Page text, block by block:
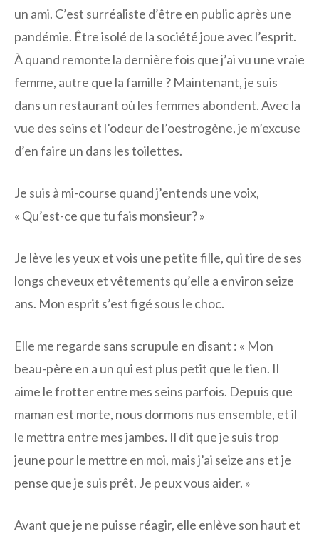
un ami. C’est surréaliste d’être en public après une
pandémie. Être isolé de la société joue avec l’esprit.
À quand remonte la dernière fois que j’ai vu une vraie
femme, autre que la famille ? Maintenant, je suis
dans un restaurant où les femmes abondent. Avec la
vue des seins et l’odeur de l’oestrogène, je m’excuse
d’en faire un dans les toilettes.
Je suis à mi-course quand j’entends une voix,
« Qu’est-ce que tu fais monsieur? »
Je lève les yeux et vois une petite fille, qui tire de ses
longs cheveux et vêtements qu’elle a environ seize
ans. Mon esprit s’est figé sous le choc.
Elle me regarde sans scrupule en disant : « Mon
beau-père en a un qui est plus petit que le tien. Il
aime le frotter entre mes seins parfois. Depuis que
maman est morte, nous dormons nus ensemble, et il
le mettra entre mes jambes. Il dit que je suis trop
jeune pour le mettre en moi, mais j’ai seize ans et je
pense que je suis prêt. Je peux vous aider. »
Avant que je ne puisse réagir, elle enlève son haut et